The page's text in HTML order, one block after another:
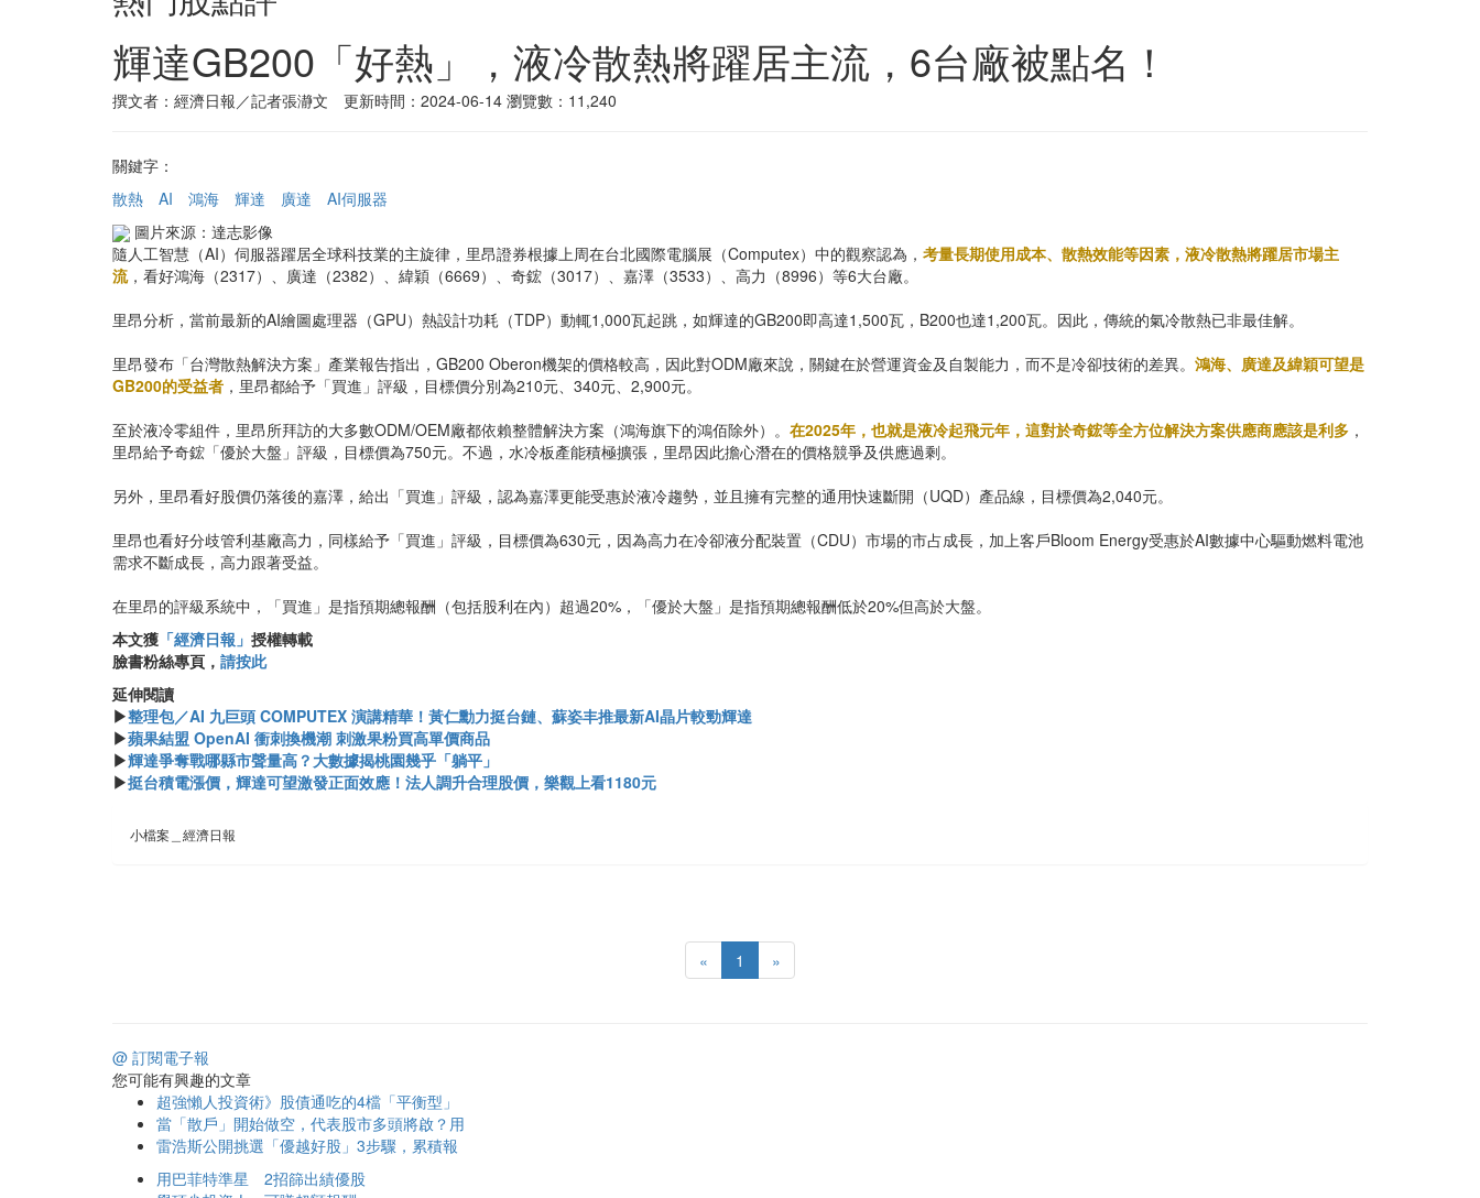
輝達GB200「好熱」，液冷散熱將躍居主流，6台廠被點名！
撰文者：經濟日報／記者張瀞文 更新時間：2024-06-14 瀏覽數：11,240
關鍵字：
散熱
AI 鴻海 輝達 廣達
AI伺服器
圖片來源：達志影像
隨人工智慧（AI）伺服器躍居全球科技業的主旋律，里昂證券根據上周在台北國際電腦展（Computex）中的觀察認為， 考量長期使用成本、散熱效能等因素，液冷散熱將躍居市場主
流，看好鴻海（2317）、廣達（2382）、緯穎（6669）、奇鋐（3017）、嘉澤（3533）、高力（8996）等6大台廠。
里昂分析，當前最新的AI繪圖處理器（GPU）熱設計功耗（TDP）動輒1,000瓦起跳，如輝達的GB200即高達1,500瓦，B200也達1,200瓦。因此，傳統的氣冷散熱已非最佳解。
里昂發布「台灣散熱解決方案」產業報告指出，GB200 Oberon機架的價格較高，因此對ODM廠來說，關鍵在於營運資金及自製能力，而不是冷卻技術的差異。 鴻海、廣達及緯穎可望是
GB200的受益者 ，里昂都給予「買進」評級，目標價分別為210元、340元、2,900元。
至於液冷零組件，里昂所拜訪的大多數ODM/OEM廠都依賴整體解決方案（鴻海旗下的鴻佰除外）。 在2025年，也就是液冷起飛元年，這對於奇鋐等全方位解決方案供應商應該是利多 ，
里昂給予奇鋐「優於大盤」評級，目標價為750元。不過，水冷板產能積極擴張，里昂因此擔心潛在的價格競爭及供應過剩。
另外，里昂看好股價仍落後的嘉澤，給出「買進」評級，認為嘉澤更能受惠於液冷趨勢，並且擁有完整的通用快速斷開（UQD）產品線，目標價為2,040元。
里昂也看好分歧管利基廠高力，同樣給予「買進」評級，目標價為630元，因為高力在冷卻液分配裝置（CDU）市場的市占成長，加上客戶Bloom Energy受惠於AI數據中心驅動燃料電池
需求不斷成長，高力跟著受益。
在里昂的評級系統中，「買進」是指預期總報酬（包括股利在內）超過20%，「優於大盤」是指預期總報酬低於20%但高於大盤。
本文獲 「經濟日報」 授權轉載
臉書粉絲專頁， 請按此
延伸閱讀
▶整理包／AI 九巨頭 COMPUTEX 演講精華！黃仁勳力挺台鏈、蘇姿丰推最新AI晶片較勁輝達
▶蘋果結盟 OpenAI 衝刺換機潮 刺激果粉買高單價商品
▶輝達爭奪戰哪縣市聲量高？大數據揭桃園幾乎「躺平」
▶挺台積電漲價，輝達可望激發正面效應！法人調升合理股價，樂觀上看1180元
小檔案＿經濟日報
« 1 »
@ 訂閱電子報
您可能有興趣的文章
超強懶人投資術》股債通吃的4檔「平衡型」
當「散戶」開始做空，代表股市多頭將啟？用
雷浩斯公開挑選「優越好股」3步驟，累積報
用巴菲特準星 2招篩出績優股